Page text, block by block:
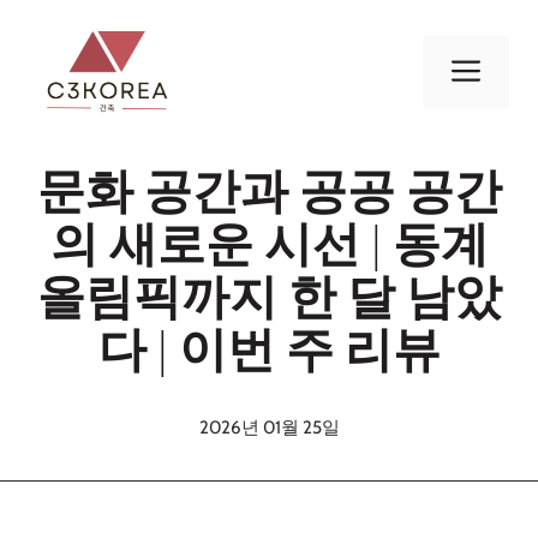
메
문화 공간과 공공 공간
의 새로운 시선 | 동계
올림픽까지 한 달 남았
다 | 이번 주 리뷰
2026년 01월 25일